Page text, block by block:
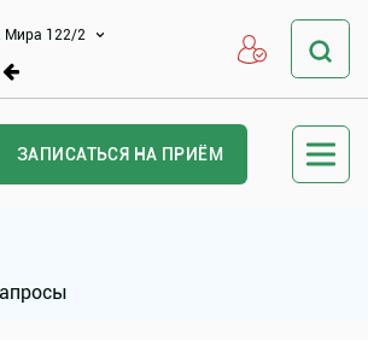
Мира 122/2
ЗАПИСАТЬСЯ НА ПРИЁМ